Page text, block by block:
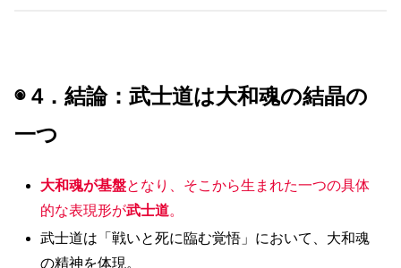
◉ 4．結論：武士道は大和魂の結晶の
一つ
大和魂が基盤となり、そこから生まれた一つの具体
的な表現形が武士道。
武士道は「戦いと死に臨む覚悟」において、大和魂
の精神を体現。